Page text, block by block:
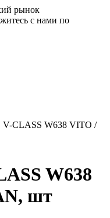
рынок
с нами по
V-CLASS W638 VITO /
W638
шт